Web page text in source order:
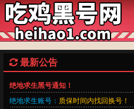
最新公告
绝地求生黑号通知！
绝地求生账号： 质保时间内找回换号！